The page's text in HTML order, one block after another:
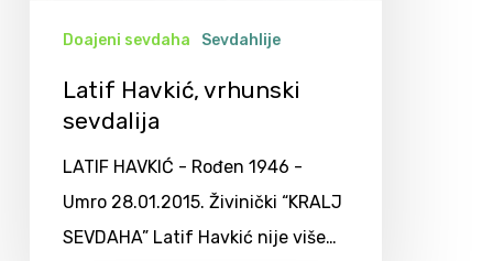
Doajeni sevdaha Sevdahlije
Latif Havkić, vrhunski
sevdalija
LATIF HAVKIĆ - Rođen 1946 -
Umro 28.01.2015. Živinički “KRALJ
SEVDAHA” Latif Havkić nije više…